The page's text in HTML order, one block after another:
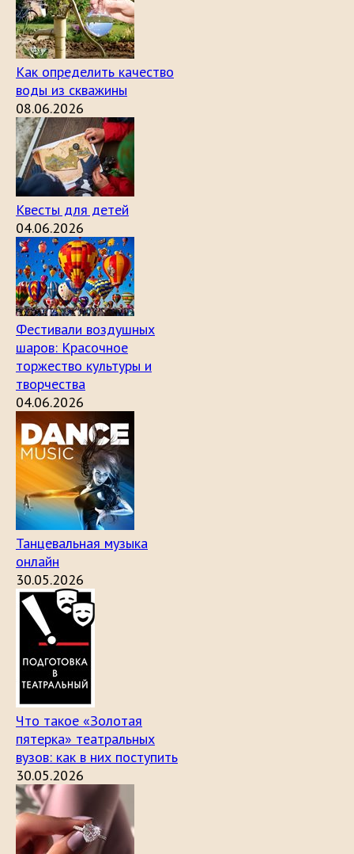
Как определить качество
воды из скважины
08.06.2026
Квесты для детей
04.06.2026
Фестивали воздушных
шаров: Красочное
торжество культуры и
творчества
04.06.2026
Танцевальная музыка
онлайн
30.05.2026
Что такое «Золотая
пятерка» театральных
вузов: как в них поступить
30.05.2026